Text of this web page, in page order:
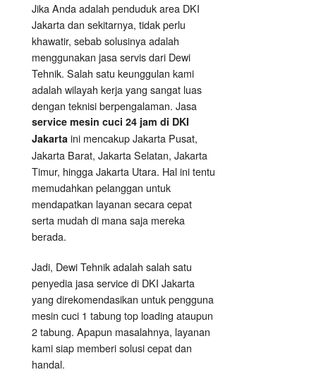
Jika Anda adalah penduduk area DKI
Jakarta dan sekitarnya, tidak perlu
khawatir, sebab solusinya adalah
menggunakan jasa servis dari Dewi
Tehnik. Salah satu keunggulan kami
adalah wilayah kerja yang sangat luas
dengan teknisi berpengalaman. Jasa
service mesin cuci 24 jam di DKI
Jakarta ini mencakup Jakarta Pusat,
Jakarta Barat, Jakarta Selatan, Jakarta
Timur, hingga Jakarta Utara. Hal ini tentu
memudahkan pelanggan untuk
mendapatkan layanan secara cepat
serta mudah di mana saja mereka
berada.
Jadi, Dewi Tehnik adalah salah satu
penyedia jasa service di DKI Jakarta
yang direkomendasikan untuk pengguna
mesin cuci 1 tabung top loading ataupun
2 tabung. Apapun masalahnya, layanan
kami siap memberi solusi cepat dan
handal.